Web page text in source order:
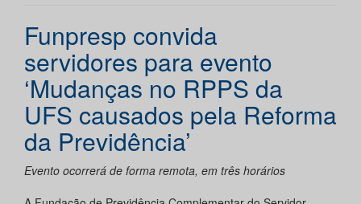
Funpresp convida
servidores para evento
‘Mudanças no RPPS da
UFS causados pela Reforma
da Previdência’
Evento ocorrerá de forma remota, em três horários